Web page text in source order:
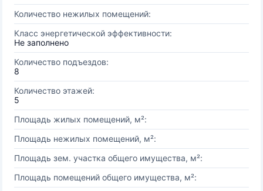
Количество нежилых помещений:
Класс энергетической эффективности:
Не заполнено
Количество подъездов:
8
Количество этажей:
5
Площадь жилых помещений, м²:
Площадь нежилых помещений, м²:
Площадь зем. участка общего имущества, м²:
Площадь помещений общего имущества, м²: